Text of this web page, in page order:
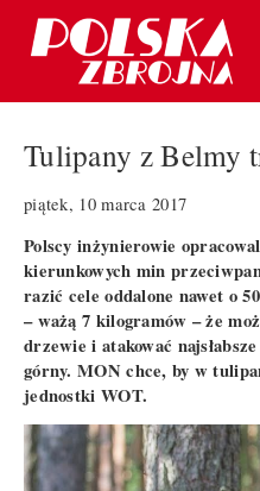
Tulipany z Belmy
piątek, 10 marca 2017
Polscy inżynierowie
kierunkowych min
razić cele oddalone nawet o
– ważą 7 kilogramów – że
drzewie i atakować
górny. MON chce, by w
jednostki WOT.